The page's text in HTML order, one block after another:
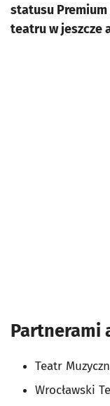
statusu
teatru w jeszcze
Partnerami
Teatr
Wrocławski